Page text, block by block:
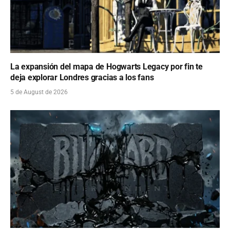
La expansión del mapa de Hogwarts Legacy por fin te
deja explorar Londres gracias a los fans
5 de August de 2026